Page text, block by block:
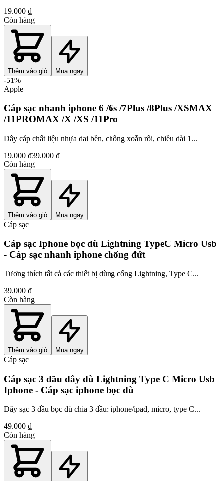
19.000 ₫
Còn hàng
Thêm vào giỏ Mua ngay
-51%
Apple
Cáp sạc nhanh iphone 6 /6s /7Plus /8Plus /XSMAX
/11PROMAX /X /XS /11Pro
Dây cáp chất liệu nhựa dai bền, chống xoắn rối, chiều dài 1...
19.000 ₫39.000 ₫
Còn hàng
Thêm vào giỏ Mua ngay
Cáp sạc
Cáp sạc Iphone bọc dù Lightning TypeC Micro Usb
- Cáp sạc nhanh iphone chống đứt
Tương thích tất cả các thiết bị dùng cổng Lightning, Type C...
39.000 ₫
Còn hàng
Thêm vào giỏ Mua ngay
Cáp sạc
Cáp sạc 3 đầu dây dù Lightning Type C Micro Usb
Iphone - Cáp sạc iphone bọc dù
Dây sạc 3 đầu bọc dù chia 3 đầu: iphone/ipad, micro, type C...
49.000 ₫
Còn hàng